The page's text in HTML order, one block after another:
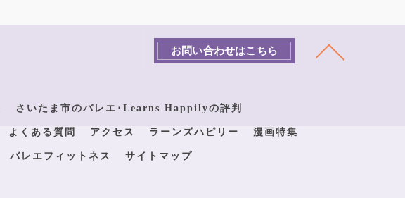
お問い合わせはこちら
さいたま市のバレエ･Learns Happilyの評判
よくある質問 アクセス ラーンズハピリー 漫画特集
バレエフィットネス サイトマップ